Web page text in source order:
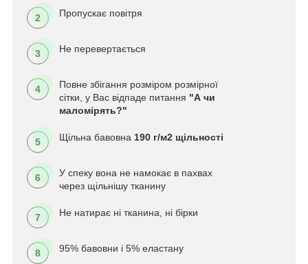
2 Пропускає повітря
3 Не перевертається
4
Повне збігання розміром розмірної
сітки, у Вас відпаде питання "А чи
маломірять?"
5 Щільна бавовна 190 г/м2 щільності
6
У спеку вона не намокає в пахвах
через щільнішу тканину
7 Не натирає ні тканина, ні бірки
8 95% бавовни і 5% еластану